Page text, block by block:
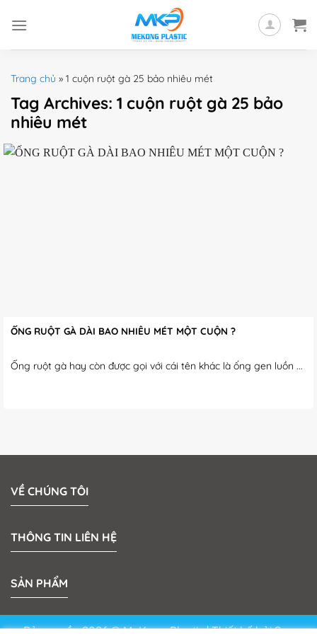
Trang chủ » 1 cuộn ruột gà 25 bảo nhiêu mét
Tag Archives: 1 cuộn ruột gà 25 bảo
nhiêu mét
ỐNG RUỘT GÀ DÀI BAO NHIÊU MÉT MỘT CUỘN ?
Ống ruột gà hay còn được gọi với cái tên khác là ống gen luồn ...
VỀ CHÚNG TÔI
THÔNG TIN LIÊN HỆ
SẢN PHẨM
Bản quyền 2026 © MeKong Plastic | Thiết kế bởiSun